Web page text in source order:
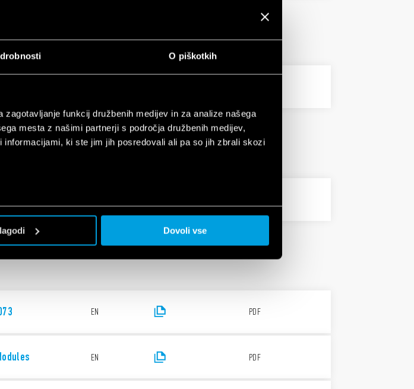
O piškotkih
funkcij družbenih medijev in za analize našega
mesta z našimi partnerji s področja družbenih medijev,
ki ste jim jih posredovali ali pa so jih zbrali skozi
Dovoli vse
EN PDF
EN PDF